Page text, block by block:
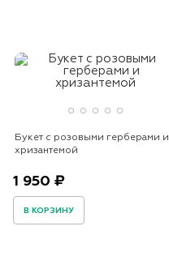
Букет с розовыми герберами и
хризантемой
1 950 ₽
В КОРЗИНУ